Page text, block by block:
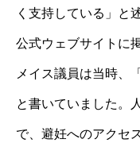
く支持している」と
公式ウェブサイトに
メイス議員は当時、
と書いていました。
で、避妊へのアクセ